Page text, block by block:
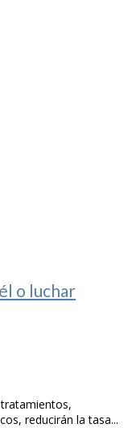
o luchar
reducirán la tasa...